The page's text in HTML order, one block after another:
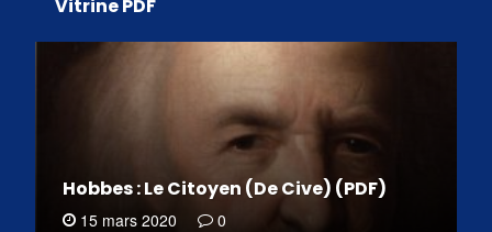
Vitrine PDF
Hobbes : Le Citoyen (De Cive) (PDF)
15 mars 2020 0